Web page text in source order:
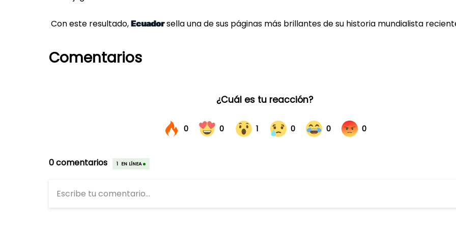
Con este resultado, Ecuadorsella una de sus páginas más brillantes de su historia mundialista
Comentarios